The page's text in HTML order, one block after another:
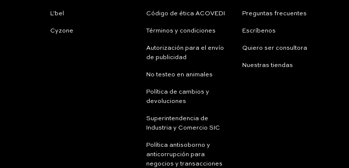
L'bel
Cyzone
Código de ética ACOVEDI
Términos y condiciones
Autorización para el envío
de publicidad
No testeo en animales
Política de cambios y
devoluciones
Superintendencia de
Industria y Comercio SIC
Política antisoborno y
anticorrupción para
negocios y transacciones
Preguntas frecuentes
Escríbenos
Quiero ser consultora
Nuestras tiendas